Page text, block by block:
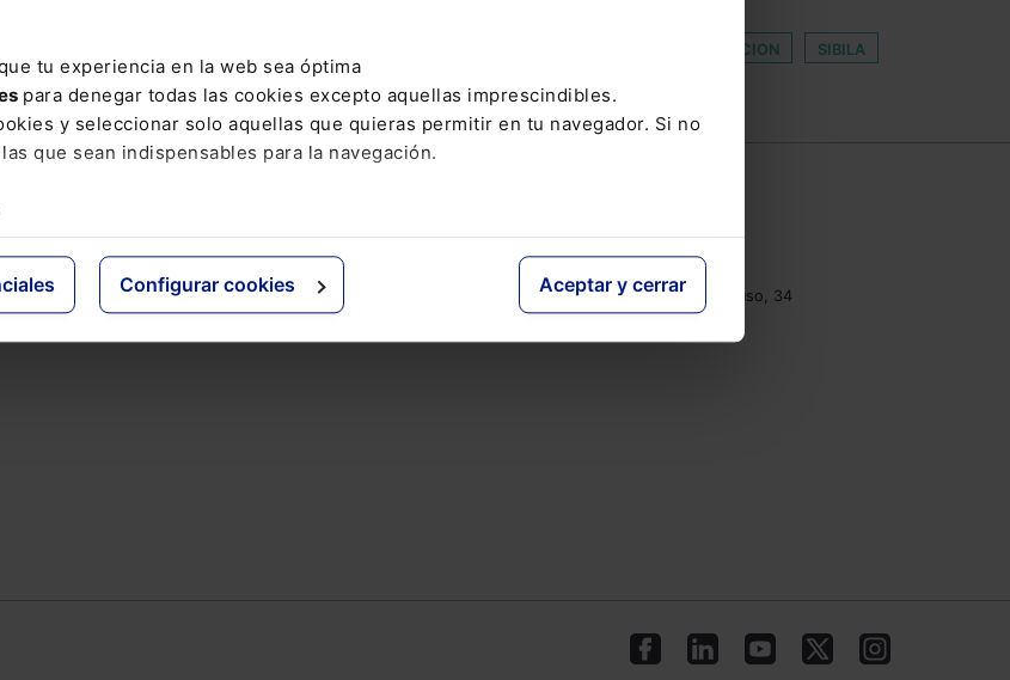
tu experiencia en la web sea óptima
para denegar todas las cookies excepto aquellas imprescindibles.
y seleccionar solo aquellas que quieras permitir en tu navegador. Si no
que sean indispensables para la navegación.
Configurar cookies Aceptar y cerrar
REPATRIACION SIBILA
Espacioasesoria.com
Espaciopymes.com
Blog de Actualidad
Tel.: 91 210 80 00
clientes@lefebvre.es
Monasterios de Suso y Yuso, 34